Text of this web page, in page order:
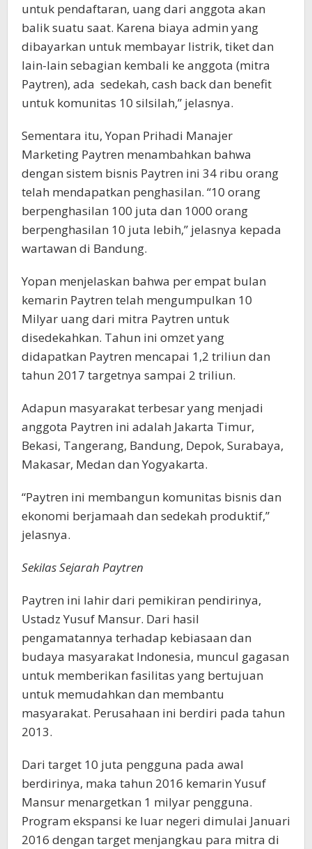
untuk pendaftaran, uang dari anggota akan
balik suatu saat. Karena biaya admin yang
dibayarkan untuk membayar listrik, tiket dan
lain-lain sebagian kembali ke anggota (mitra
Paytren), ada sedekah, cash back dan benefit
untuk komunitas 10 silsilah,” jelasnya.
Sementara itu, Yopan Prihadi Manajer
Marketing Paytren menambahkan bahwa
dengan sistem bisnis Paytren ini 34 ribu orang
telah mendapatkan penghasilan. “10 orang
berpenghasilan 100 juta dan 1000 orang
berpenghasilan 10 juta lebih,” jelasnya kepada
wartawan di Bandung.
Yopan menjelaskan bahwa per empat bulan
kemarin Paytren telah mengumpulkan 10
Milyar uang dari mitra Paytren untuk
disedekahkan. Tahun ini omzet yang
didapatkan Paytren mencapai 1,2 triliun dan
tahun 2017 targetnya sampai 2 triliun.
Adapun masyarakat terbesar yang menjadi
anggota Paytren ini adalah Jakarta Timur,
Bekasi, Tangerang, Bandung, Depok, Surabaya,
Makasar, Medan dan Yogyakarta.
“Paytren ini membangun komunitas bisnis dan
ekonomi berjamaah dan sedekah produktif,”
jelasnya.
Sekilas Sejarah Paytren
Paytren ini lahir dari pemikiran pendirinya,
Ustadz Yusuf Mansur. Dari hasil
pengamatannya terhadap kebiasaan dan
budaya masyarakat Indonesia, muncul gagasan
untuk memberikan fasilitas yang bertujuan
untuk memudahkan dan membantu
masyarakat. Perusahaan ini berdiri pada tahun
2013.
Dari target 10 juta pengguna pada awal
berdirinya, maka tahun 2016 kemarin Yusuf
Mansur menargetkan 1 milyar pengguna.
Program ekspansi ke luar negeri dimulai Januari
2016 dengan target menjangkau para mitra di